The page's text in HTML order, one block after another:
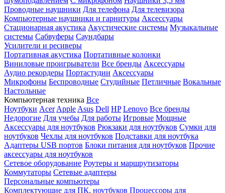
Проводные наушники Для телефона Для телевизора
Компьютерные наушники и гарнитуры Аксессуары
Стационарная акустика Акустические системы Музыкальные
системы Сабвуферы Саундбары
Усилители и ресиверы
Портативная акустика Портативные колонки
Виниловые проигрыватели Все бренды Аксессуары
Аудио рекордеры Портастудии Аксессуары
Микрофоны Беспроводные Студийные Петличные Вокальные
Настольные
Компьютерная техника Все
Ноутбуки Acer Apple Asus Dell HP Lenovo Все бренды
Недорогие Для учебы Для работы Игровые Мощные
Аксессуары для ноутбуков Рюкзаки для ноутбуков Сумки для
ноутбуков Чехлы для ноутбуков Подставки для ноутбука
Адаптеры USB портов Блоки питания для ноутбуков Прочие
аксессуары для ноутбуков
Сетевое оборудование Роутеры и маршрутизаторы
Коммутаторы Сетевые адаптеры
Персональные компьютеры
Комплектующие для ПК, ноутбуков Процессоры для